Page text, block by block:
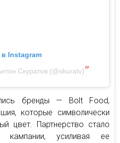
в Instagram
Скуратов (@skuratv)
бренды — Bolt Food,
которые символически
цвет. Партнерство стало
кампании, усиливая ее